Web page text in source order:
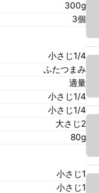
300g
3個
小さじ1/4
ふたつまみ
適量
小さじ1/4
小さじ1/4
大さじ2
80g
小さじ1
小さじ1